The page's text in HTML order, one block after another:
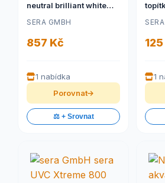
neutral brilliant white
SERA GMBH
857 Kč
1 nabídka
Porovnat
⚖️ + Srovnat
1